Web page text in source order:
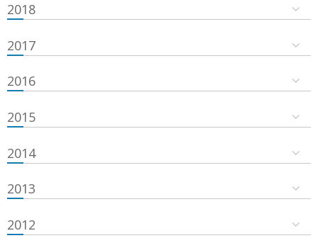
2018
2017
2016
2015
2014
2013
2012